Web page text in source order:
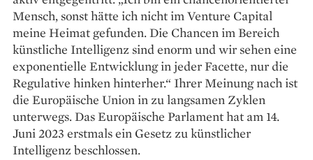
Mensch, sonst hätte ich nicht im Venture Capital
meine Heimat gefunden. Die Chancen im Bereich
künstliche Intelligenz sind enorm und wir sehen eine
exponentielle Entwicklung in jeder Facette, nur die
Regulative hinken hinterher.“ Ihrer Meinung nach ist
die ­Europäische Union in zu lang­samen Zyklen
unterwegs. Das Europäische Parlament hat am 14.
Juni 2023 erstmals ein Gesetz zu künstlicher
Intelligenz beschlossen.